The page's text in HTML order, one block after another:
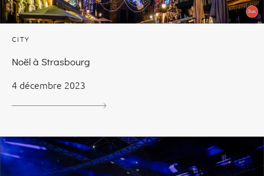
CITY
Noël à Strasbourg
4 décembre 2023